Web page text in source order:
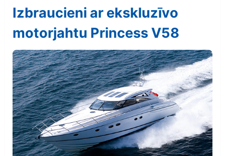
Izbraucieni ar ekskluzīvo
motorjahtu Princess V58